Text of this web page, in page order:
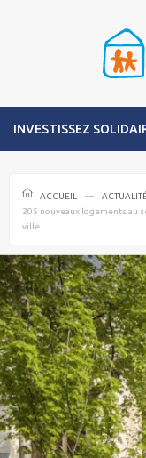
INVESTISSEZ
ACCUEIL
205 nouveaux logements au
ville